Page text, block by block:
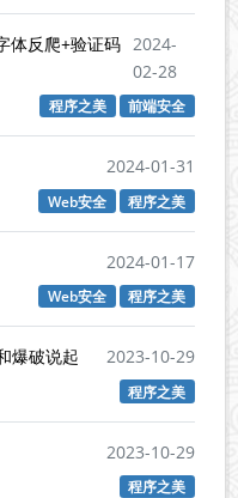
体反爬+验证码 2024-
02-28
程序之美 前端安全
2024-01-31
Web安全 程序之美
2024-01-17
Web安全 程序之美
爆破说起 2023-10-29
程序之美
2023-10-29
程序之美